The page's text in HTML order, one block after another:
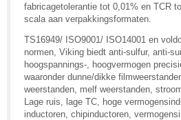
fabricagetolerantie tot 0,01% en TCR
scala aan verpakkingsformaten.
TS16949/ ISO9001/ ISO14001 en
normen, Viking biedt anti-sulfur, anti-
hoogspannings-, hoogvermogen
waaronder dunne/dikke
weerstanden, melf weerstanden,
Lage ruis, lage TC, hoge
inductoren, chipinductoren,